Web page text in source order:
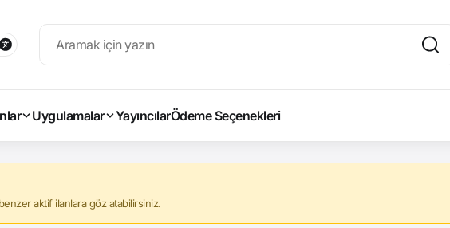
Uygulamalar YayıncılarÖdeme Seçenekleri
benzer aktif ilanlara göz atabilirsiniz.